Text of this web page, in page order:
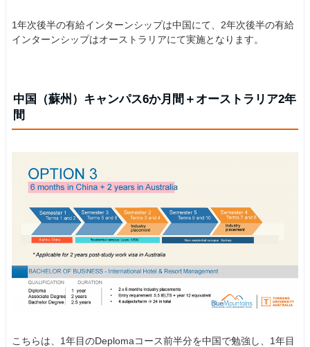
1年次後半の有給インターンシップは中国にて、2年次後半の有給
インターンシップはオーストラリアにて実施となります。
中国（蘇州）キャンパス6か月間＋オーストラリア2年
間
こちらは、1年目のDeplomaコース前半分を中国で勉強し、1年目